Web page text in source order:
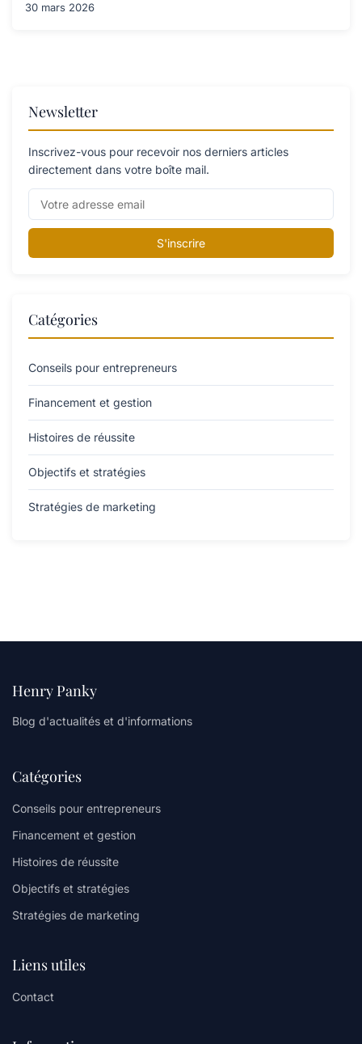
30 mars 2026
Newsletter
Inscrivez-vous pour recevoir nos derniers articles
directement dans votre boîte mail.
S'inscrire
Catégories
Conseils pour entrepreneurs
Financement et gestion
Histoires de réussite
Objectifs et stratégies
Stratégies de marketing
Henry Panky
Blog d'actualités et d'informations
Catégories
Conseils pour entrepreneurs
Financement et gestion
Histoires de réussite
Objectifs et stratégies
Stratégies de marketing
Liens utiles
Contact